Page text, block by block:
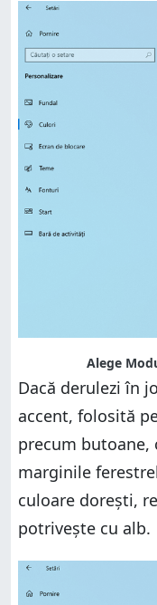
Alege
Dacă derulezi în
accent, folosită
precum
marginile
culoare dorești,
potrivește cu alb.